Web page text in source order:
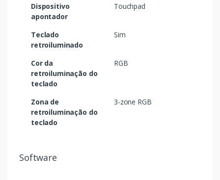
Dispositivo
apontador
Touchpad
Teclado
retroiluminado
Sim
Cor da
retroiluminação do
teclado
RGB
Zona de
retroiluminação do
teclado
3-zone RGB
Software